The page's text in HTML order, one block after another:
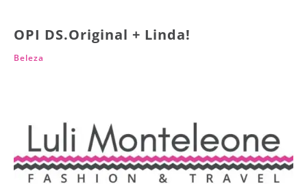
OPI DS.Original + Linda!
Beleza